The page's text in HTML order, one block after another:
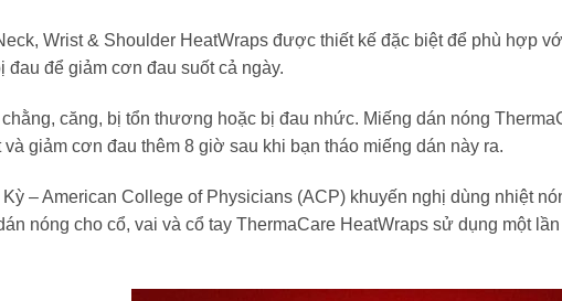
Wrist & Shoulder HeatWraps được thiết kế đặc biệt để phù hợp
để giảm cơn đau suốt cả ngày.
căng, bị tổn thương hoặc bị đau nhức. Miếng dán nóng
giảm cơn đau thêm 8 giờ sau khi bạn tháo miếng dán này ra.
– American College of Physicians (ACP) khuyến nghị dùng nhiệt
nóng cho cổ, vai và cổ tay ThermaCare HeatWraps sử dụng một